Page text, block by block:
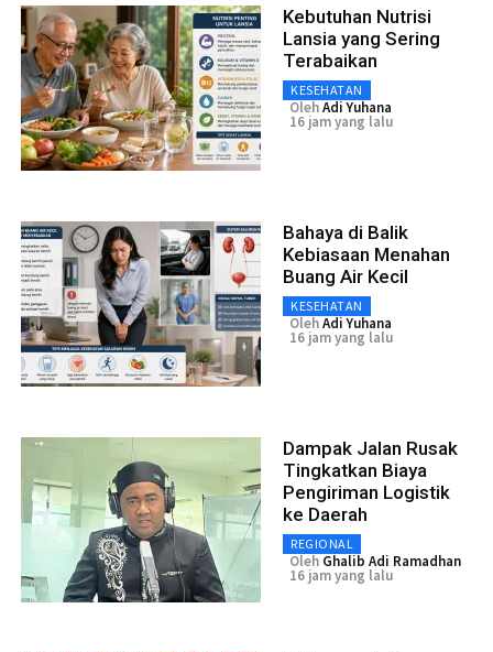
Kebutuhan Nutrisi
Lansia yang Sering
Terabaikan
KESEHATAN
OlehAdi Yuhana
16 jam yang lalu
Bahaya di Balik
Kebiasaan Menahan
Buang Air Kecil
KESEHATAN
OlehAdi Yuhana
16 jam yang lalu
Dampak Jalan Rusak
Tingkatkan Biaya
Pengiriman Logistik
ke Daerah
REGIONAL
Oleh Ghalib Adi Ramadhan
16 jam yang lalu